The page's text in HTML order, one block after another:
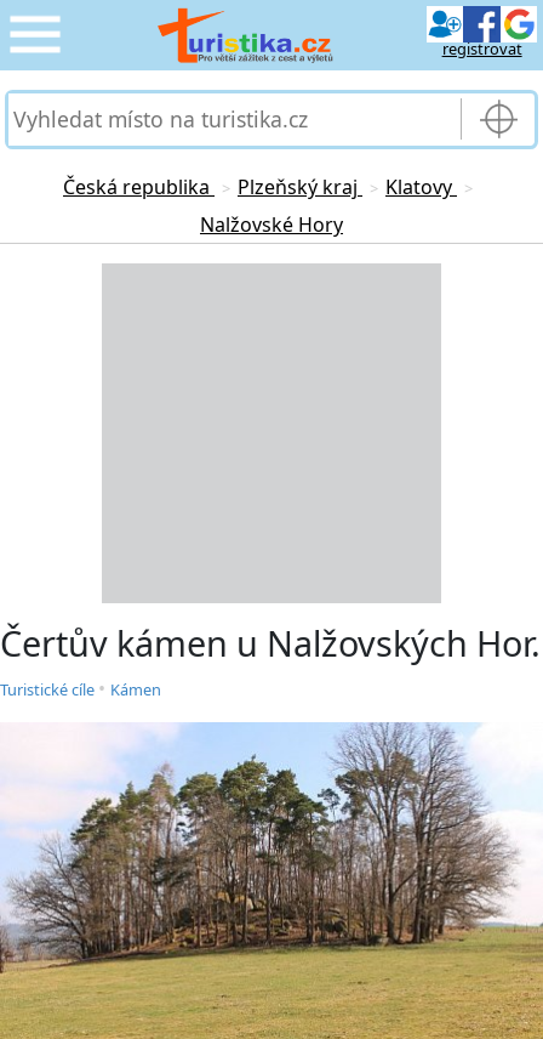
registrovat
CESTOVÁNÍ
SLUŽBY & DOPRAVA
Česká republika > Plzeňský kraj > Klatovy >
Nalžovské Hory
Čertův kámen u Nalžovských Hor.
Turistické cíle • Kámen